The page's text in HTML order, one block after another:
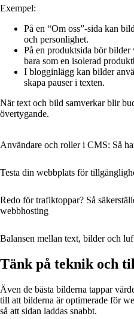
Exempel:
På en “Om oss”-sida kan
och personlighet.
På en produktsida bör
bara som en isolerad
I blogginlägg kan bilder
skapa pauser i texten.
När text och bild samverkar blir
övertygande.
Användare och roller i CMS: Så
Testa din webbplats för
Redo för trafiktoppar? Så
webbhosting
Balansen mellan text, bilder och
Tänk på teknik och
Även de bästa bilderna tappar
till att bilderna är optimerade för
så att sidan laddas snabbt.